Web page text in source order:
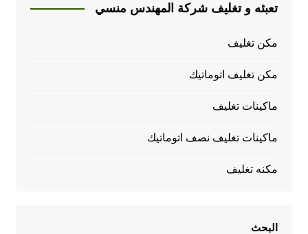
تعبئه و تغليف شركة المهندس منسي
مكن تغليف
مكن تغليف اتوماتيك
ماكينات تغليف
ماكينات تغليف نصف اتوماتيك
مكنه تغليف
البحث